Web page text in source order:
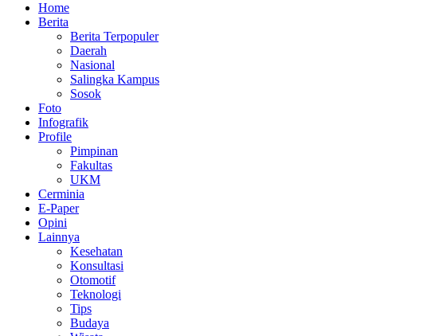
Home
Berita
Berita Terpopuler
Daerah
Nasional
Salingka Kampus
Sosok
Foto
Infografik
Profile
Pimpinan
Fakultas
UKM
Cerminia
E-Paper
Opini
Lainnya
Kesehatan
Konsultasi
Otomotif
Teknologi
Tips
Budaya